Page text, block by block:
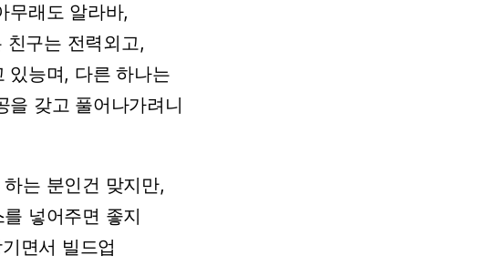
무래도 알라바,
친구는 전력외고,
있능며, 다른 하나는
을 갖고 풀어나가려니
하는 분인건 맞지만,
를 넣어주면 좋지
면서 빌드업